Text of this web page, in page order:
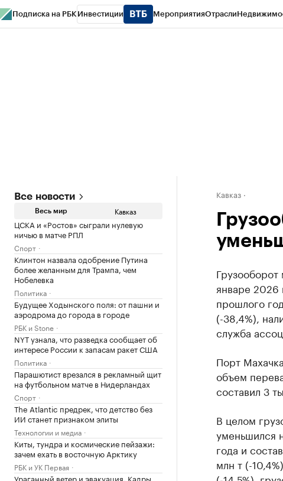
Подписка на РБК Инвестиции МероприятияОтрасли
Все новости
Весь мир Кавказ
ЦСКА и «Ростов» сыграли нулевую
ничью в матче РПЛ
Спорт
Клинтон назвала одобрение Путина
более желанным для Трампа, чем
Нобелевка
Политика
Будущее Ходынского поля: от пашни и
аэродрома до города в городе
РБК и Stone
NYT узнала, что разведка сообщает об
интересе России к запасам ракет США
Политика
Парашютист врезался в рекламный щит
на футбольном матче в Нидерландах
Спорт
The Atlantic предрек, что детство без
ИИ станет признаком элиты
Технологии и медиа
Киты, тундра и космические пейзажи:
зачем ехать в восточную Арктику
РБК и УК Первая
Ураганный ветер и эвакуация. Кадры
Кавказ
январе 2026
прошлого
(-38,4%),
служба
Порт
объем
составил 3
В целом
уменьшился
года и
млн т (-